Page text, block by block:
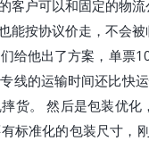
客户可以和固定的物
能按协议价走，不会
给他出了方案，单票
线的运输时间还比快
货。 然后是包装优
标准化的包装尺寸，